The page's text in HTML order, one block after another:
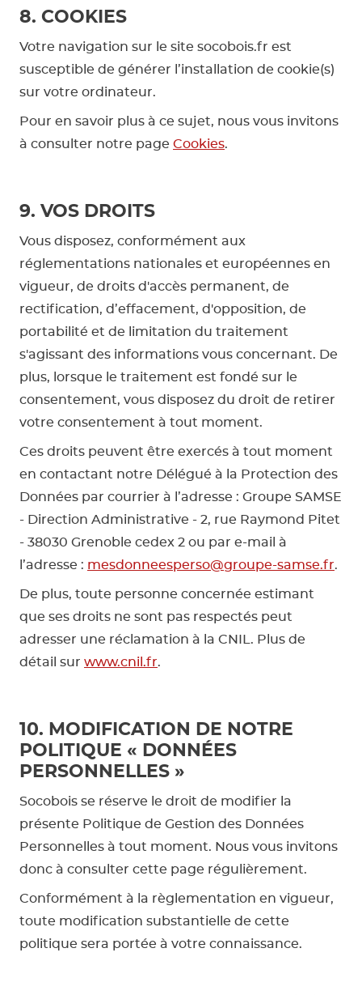
8. COOKIES
Votre navigation sur le site socobois.fr est
susceptible de générer l’installation de cookie(s)
sur votre ordinateur.
Pour en savoir plus à ce sujet, nous vous invitons
à consulter notre page Cookies.
9. VOS DROITS
Vous disposez, conformément aux
réglementations nationales et européennes en
vigueur, de droits d'accès permanent, de
rectification, d’effacement, d'opposition, de
portabilité et de limitation du traitement
s'agissant des informations vous concernant. De
plus, lorsque le traitement est fondé sur le
consentement, vous disposez du droit de retirer
votre consentement à tout moment.
Ces droits peuvent être exercés à tout moment
en contactant notre Délégué à la Protection des
Données par courrier à l’adresse : Groupe SAMSE
- Direction Administrative - 2, rue Raymond Pitet
- 38030 Grenoble cedex 2 ou par e-mail à
l’adresse : mesdonneesperso@groupe-samse.fr.
De plus, toute personne concernée estimant
que ses droits ne sont pas respectés peut
adresser une réclamation à la CNIL. Plus de
détail sur www.cnil.fr.
10. MODIFICATION DE NOTRE
POLITIQUE « DONNÉES
PERSONNELLES »
Socobois se réserve le droit de modifier la
présente Politique de Gestion des Données
Personnelles à tout moment. Nous vous invitons
donc à consulter cette page régulièrement.
Conformément à la règlementation en vigueur,
toute modification substantielle de cette
politique sera portée à votre connaissance.